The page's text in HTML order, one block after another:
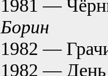
1981 —
Борин
1982 —
1982 —